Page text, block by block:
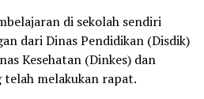
di sekolah sendiri
dari Dinas Pendidikan (Disdik)
Kesehatan (Dinkes) dan
melakukan rapat.